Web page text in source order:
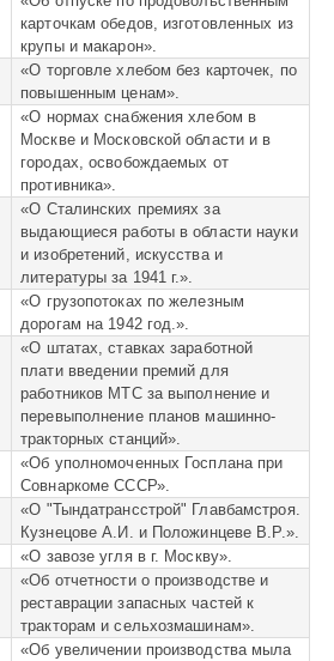
карточкам обедов, изготовленных из
крупы и макарон».
«О торговле хлебом без карточек, по
повышенным ценам».
«О нормах снабжения хлебом в
Москве и Московской области и в
городах, освобождаемых от
противника».
«О Сталинских премиях за
выдающиеся работы в области науки
и изобретений, искусства и
литературы за 1941 г.».
«О грузопотоках по железным
дорогам на 1942 год.».
«О штатах, ставках заработной
плати введении премий для
работников МТС за выполнение и
перевыполнение планов машинно-
тракторных станций».
«Об уполномоченных Госплана при
Совнаркоме СССР».
«О "Тындатрансстрой" Главбамстроя.
Кузнецове А.И. и Положинцеве В.Р.».
«О завозе угля в г. Москву».
«Об отчетности о производстве и
реставрации запасных частей к
тракторам и сельхозмашинам».
«Об увеличении производства мыла